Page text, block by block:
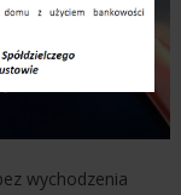
wychodzenia